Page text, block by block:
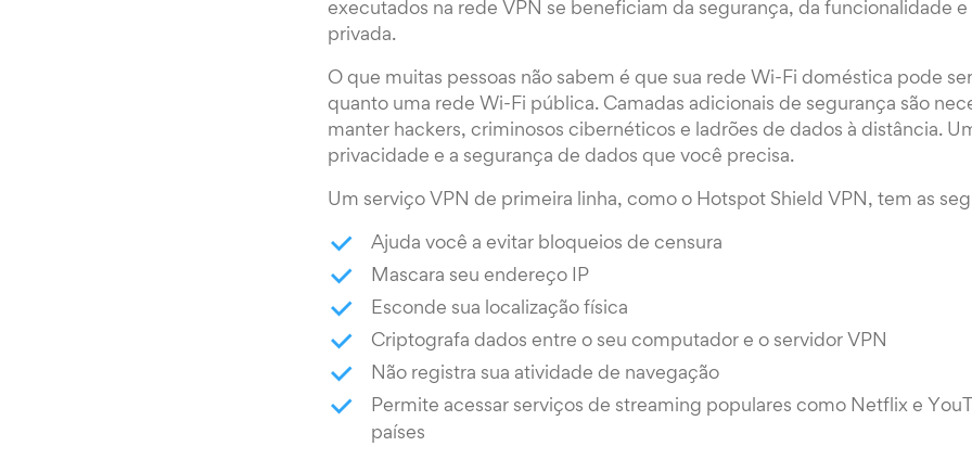
executados na rede VPN se beneficiam da segurança, da funcionalidade
privada.
O que muitas pessoas não sabem é que sua rede Wi-Fi doméstica pode
quanto uma rede Wi-Fi pública. Camadas adicionais de segurança são
manter hackers, criminosos cibernéticos e ladrões de dados à distância.
privacidade e a segurança de dados que você precisa.
Um serviço VPN de primeira linha, como o Hotspot Shield VPN, tem as
Ajuda você a evitar bloqueios de censura
Mascara seu endereço IP
Esconde sua localização física
Criptografa dados entre o seu computador e o servidor VPN
Não registra sua atividade de navegação
Permite acessar serviços de streaming populares como Netflix e
países